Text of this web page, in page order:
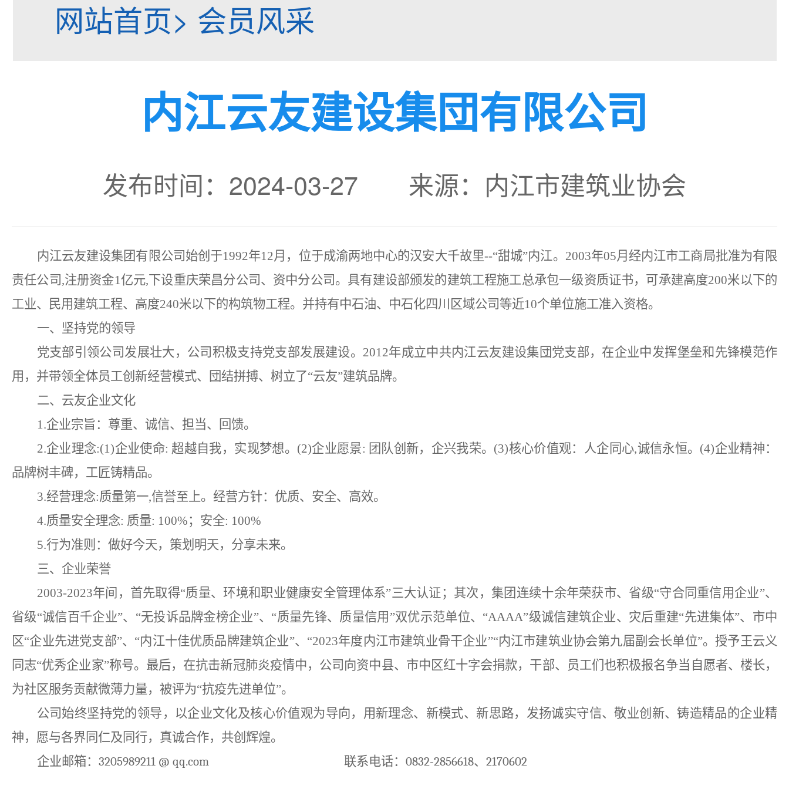
网站首页> 会员风采
内江云友建设集団有限公司
发布时间：2024-03-27 来源：内江市建筑业协会
内江云友建设集团有限公司始创于1992年12月，位于成渝两地中心的汉安大千故里--“甜城”内江。2003年05月经内江市工商局批准为有限
责任公司,注册资金1亿元,下设重庆荣昌分公司、资中分公司。具有建设部颁发的建筑工程施工总承包一级资质证书，可承建高度200米以下的
工业、民用建筑工程、高度240米以下的构筑物工程。并持有中石油、中石化四川区域公司等近10个单位施工准入资格。
一、坚持党的领导
党支部引领公司发展壮大，公司积极支持党支部发展建设。 2012年成立中共内江云友建设集団党支部，在企业中发挥堡垒和先锋模范作
用，并带领全体员工创新经营模式、団结拼搏、树立了“云友”建筑品牌。
二、云友企业文化
1.企业宗旨：尊重、诚信、担当、回馈。
2.企业理念:(1)企业使命: 超越自我，实现梦想。(2)企业愿景: 团队创新，企兴我荣。(3)核心价值观：人企同心,诚信永恒。(4)企业精神：
品牌树丰碑，工匠铸精品。
3.经营理念:质量第一,信誉至上。经营方针：优质、安全、高效。
4.质量安全理念: 质量: 100%；安全: 100%
5.行为准则：做好今天，策划明天，分享未来。
三、企业荣誉
2003-2023年间，首先取得“质量、环境和职业健康安全管理体系”三大认证；其次，集团连续十余年荣获市、省级“守合同重信用企业”、
省级“诚信百千企业”、“无投诉品牌金榜企业”、“质量先锋、质量信用”双优示范单位、“AAAA”级诚信建筑企业、灾后重建“先进集体”、市中
区“企业先进党支部”、“内江十佳优质品牌建筑企业”、“2023年度内江市建筑业骨干企业”“内江市建筑业协会第九届副会长单位”。授予王云义
同志“优秀企业家”称号。最后，在抗击新冠肺炎疫情中，公司向资中县、市中区红十字会捐款，干部、员工们也积极报名争当自愿者、楼长，
为社区服务贡献微薄力量，被评为“抗疫先进单位”。
公司始终坚持党的领导，以企业文化及核心价值观为导向，用新理念、新模式、新思路，发扬诚实守信、敬业创新、铸造精品的企业精
神，愿与各界同仁及同行，真诚合作，共创辉煌。
企业邮箱： 3205989211 @ qq.com 联系电话： 0832-2856618、 2170602